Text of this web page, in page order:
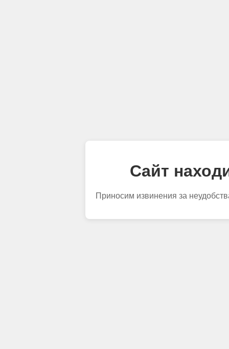
Сайт
Приносим извинения за